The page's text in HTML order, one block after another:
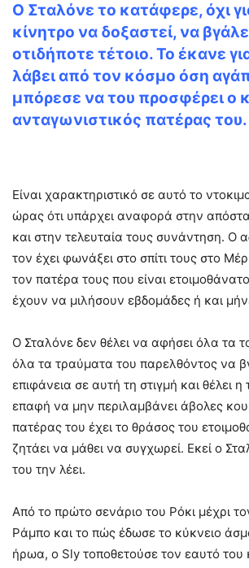
Ο Σταλόνε το κατάφερε, όχι
κίνητρο να δοξαστεί, να
οτιδήποτε τέτοιο. Το έκανε
λάβει από τον κόσμο όση
μπόρεσε να του προσφέρει ο
ανταγωνιστικός πατέρας του.
Είναι χαρακτηριστικό σε αυτό το
ώρας ότι υπάρχει αναφορά στην
και στην τελευταία τους συνάντηση. Ο
τον έχει φωνάξει στο σπίτι τους στο
τον πατέρα τους που είναι
έχουν να μιλήσουν εβδομάδες ή και
Ο Σταλόνε δεν θέλει να αφήσει όλα τα
όλα τα τραύματα του παρελθόντος να
επιφάνεια σε αυτή τη στιγμή και θέλει η
επαφή να μην περιλαμβάνει άβολες
πατέρας του έχει το θράσος του
ζητάει να μάθει να συγχωρεί. Εκεί ο
του την λέει.
Από το πρώτο σενάριο του Ρόκι μέχρι
Ράμπο και το πώς έδωσε το κύκνειο
ήρωα, ο Sly τοποθετούσε τον εαυτό του